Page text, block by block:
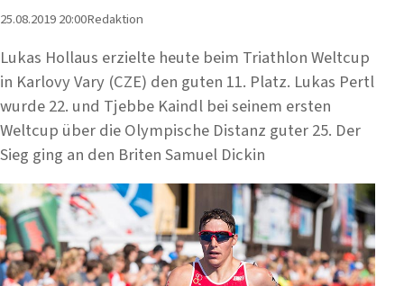
25.08.2019 20:00Redaktion
Lukas Hollaus erzielte heute beim Triathlon Weltcup
in Karlovy Vary (CZE) den guten 11. Platz. Lukas Pertl
wurde 22. und Tjebbe Kaindl bei seinem ersten
Weltcup über die Olympische Distanz guter 25. Der
Sieg ging an den Briten Samuel Dickin